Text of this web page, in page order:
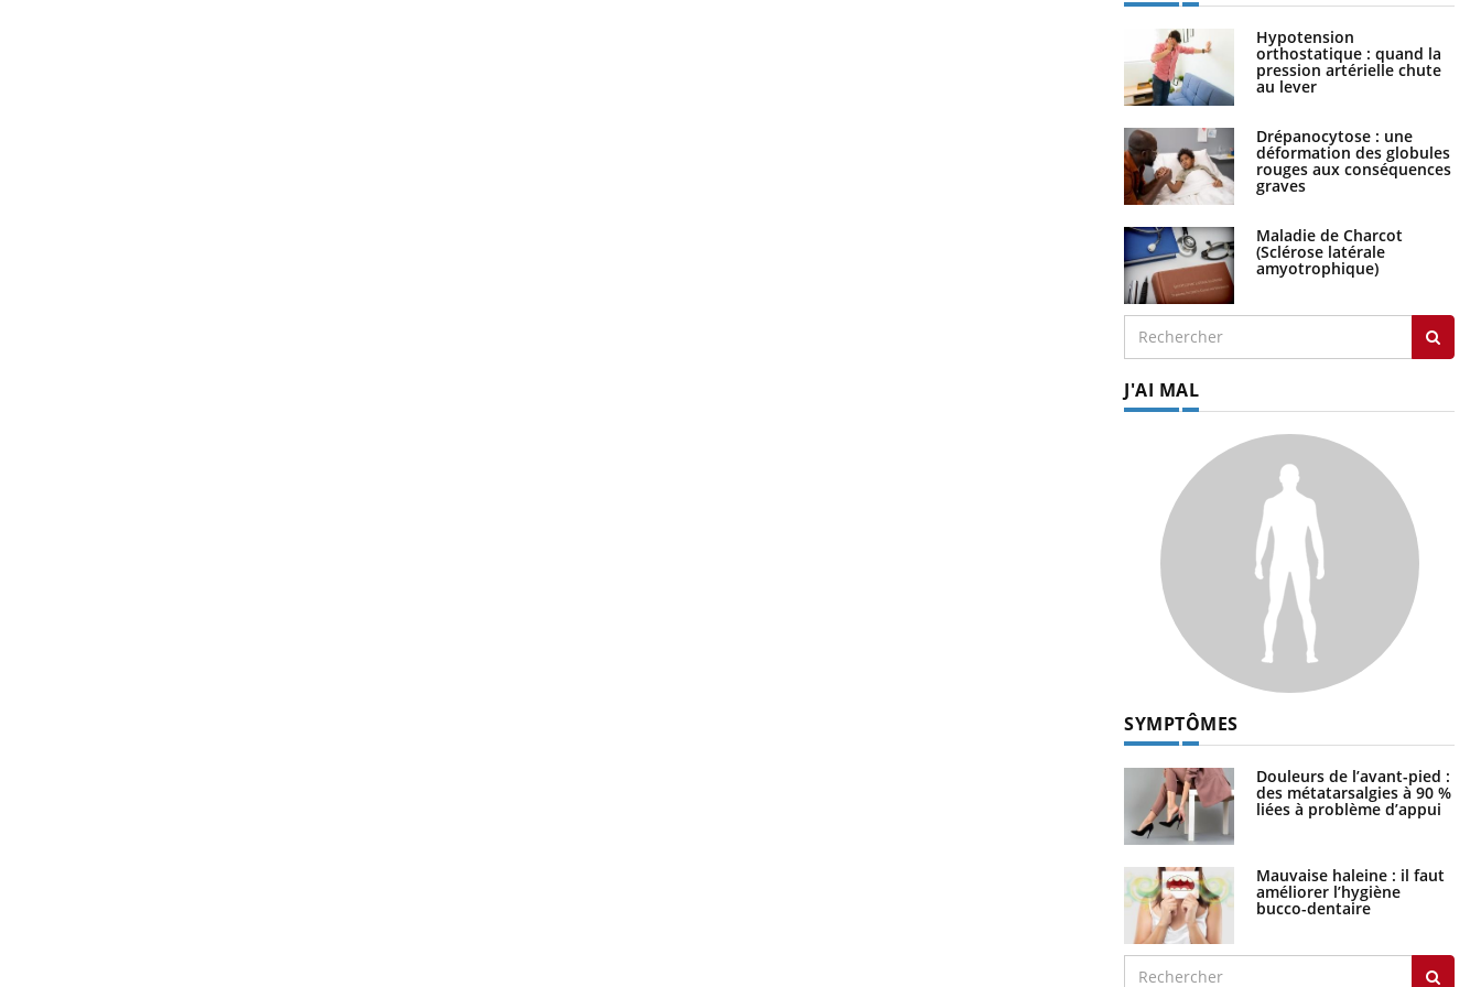
Hypotension
orthostatique : quand la
pression artérielle chute
au lever
Drépanocytose : une
déformation des globules
rouges aux conséquences
graves
Maladie de Charcot
(Sclérose latérale
amyotrophique)
J'AI MAL
SYMPTÔMES
Douleurs de l’avant-pied :
des métatarsalgies à 90 %
liées à problème d’appui
Mauvaise haleine : il faut
améliorer l’hygiène
bucco-dentaire